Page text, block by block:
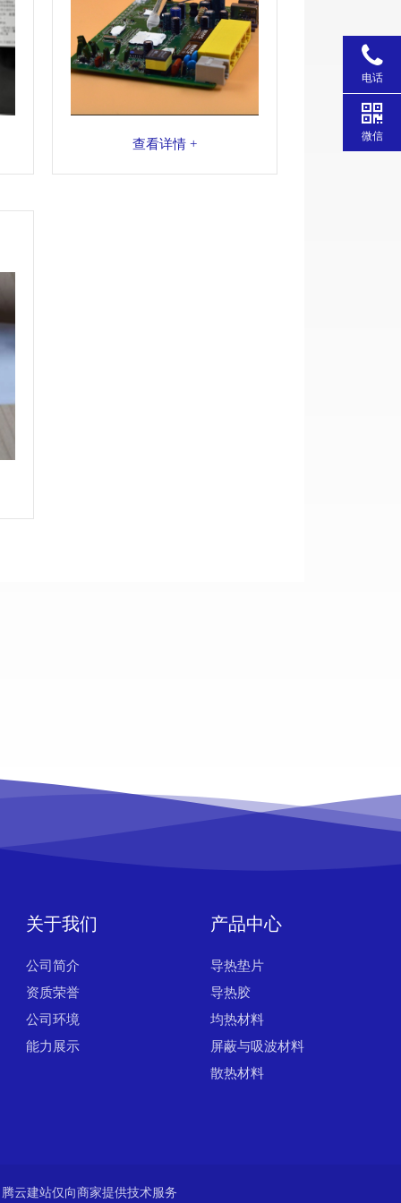
查看详情 +
关于我们
公司简介
资质荣誉
公司环境
能力展示
产品中心
导热垫片
导热胶
均热材料
屏蔽与吸波材料
散热材料
腾云建站仅向商家提供技术服务
电话
微信